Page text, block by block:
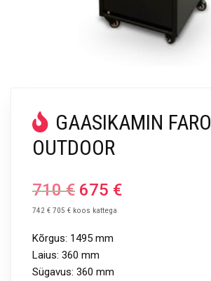
GAASIKAMIN FARO
OUTDOOR
710€ 675 €
742 € 705 € koos kattega
Kõrgus: 1495 mm
Laius: 360 mm
Sügavus: 360 mm